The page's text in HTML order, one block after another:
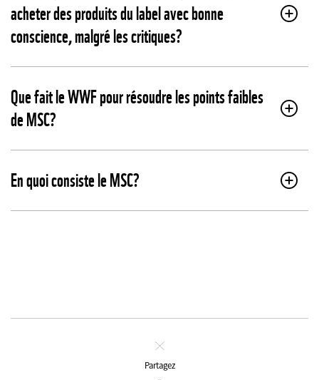
acheter des produits du label avec bonne
conscience, malgré les critiques?
Que fait le WWF pour résoudre les points faibles
de MSC?
En quoi consiste le MSC?
Fermer
Partagez